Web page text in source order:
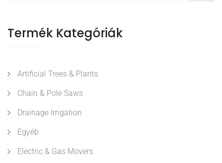
Termék Kategóriák
Artificial Trees & Plants
Chain & Pole Saws
Drainage Irrigation
Egyéb
Electric & Gas Movers